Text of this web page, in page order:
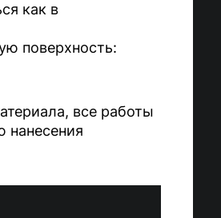
как в
поверхность:
все работы
нанесения